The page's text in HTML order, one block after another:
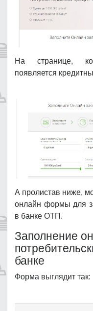
На странице,
появляется
А пролистав ниже,
онлайн формы для
в банке ОТП.
Заполнение
банке
Форма выглядит так: